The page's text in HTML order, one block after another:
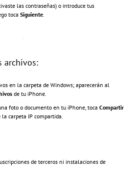
las contraseñas) o introduce tus
toca Siguiente.
archivos:
en la carpeta de Windows; aparecerán al
de tu iPhone.
foto o documento en tu iPhone, toca Compartir
carpeta IP compartida.
de terceros ni instalaciones de